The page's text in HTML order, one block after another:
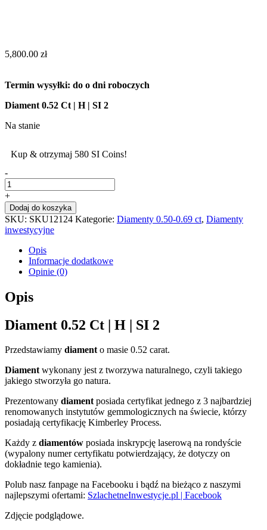
5,800.00 zł
Termin wysyłki: do o dni roboczych
Diament 0.52 Ct | H | SI 2
Na stanie
Kup & otrzymaj 580 SI Coins!
-
+
Dodaj do koszyka
SKU: SKU12124 Kategorie: Diamenty 0.50-0.69 ct, Diamenty
inwestycyjne
Opis
Informacje dodatkowe
Opinie (0)
Opis
Diament 0.52 Ct | H | SI 2
Przedstawiamy diamento masie 0.52 carat.
Diamentwykonany jest z tworzywa naturalnego, czyli takiego
jakiego stworzyła go natura.
Prezentowany diamentposiada certyfikat jednego z 3 najbardziej
renomowanych instytutów gemmologicznych na świecie, którzy
posiadają certyfikację Kimberley Process.
Każdy z diamentów posiada inskrypcję laserową na rondyście
(wypalony numer certyfikatu potwierdzający, że dotyczy on
dokładnie tego kamienia).
Polub nasz fanpage na Facebooku i bądź na bieżąco z naszymi
najlepszymi ofertami: SzlachetneInwestycje.pl | Facebook
Zdjęcie podglądowe.